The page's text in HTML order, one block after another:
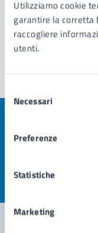
Utilizziamo cookie
garantire la corretta
raccogliere
utenti.
delNecessari
Preferenze
Statistiche
Marketing
Quanto sono
pagina?
Valuta la chiarezza
Seleziona il